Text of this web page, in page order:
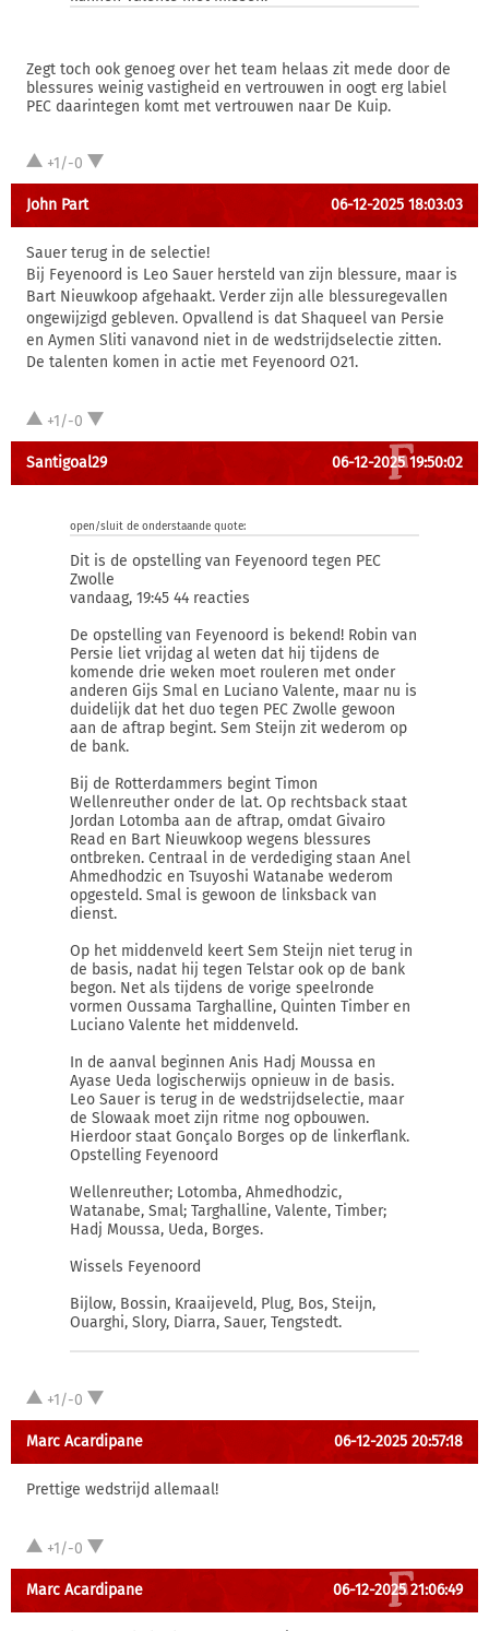
Zegt toch ook genoeg over het team helaas zit mede door de
blessures weinig vastigheid en vertrouwen in oogt erg labiel
PEC daarintegen komt met vertrouwen naar De Kuip.
+1/-0
John Part 06-12-2025 18:03:03
Sauer terug in de selectie!
Bij Feyenoord is Leo Sauer hersteld van zijn blessure, maar is
Bart Nieuwkoop afgehaakt. Verder zijn alle blessuregevallen
ongewijzigd gebleven. Opvallend is dat Shaqueel van Persie
en Aymen Sliti vanavond niet in de wedstrijdselectie zitten.
De talenten komen in actie met Feyenoord O21.
+1/-0
Santigoal29 06-12-2025 19:50:02
open/sluit de onderstaande quote:
Dit is de opstelling van Feyenoord tegen PEC
Zwolle
vandaag, 19:45 44 reacties
De opstelling van Feyenoord is bekend! Robin van
Persie liet vrijdag al weten dat hij tijdens de
komende drie weken moet rouleren met onder
anderen Gijs Smal en Luciano Valente, maar nu is
duidelijk dat het duo tegen PEC Zwolle gewoon
aan de aftrap begint. Sem Steijn zit wederom op
de bank.
Bij de Rotterdammers begint Timon
Wellenreuther onder de lat. Op rechtsback staat
Jordan Lotomba aan de aftrap, omdat Givairo
Read en Bart Nieuwkoop wegens blessures
ontbreken. Centraal in de verdediging staan Anel
Ahmedhodzic en Tsuyoshi Watanabe wederom
opgesteld. Smal is gewoon de linksback van
dienst.
Op het middenveld keert Sem Steijn niet terug in
de basis, nadat hij tegen Telstar ook op de bank
begon. Net als tijdens de vorige speelronde
vormen Oussama Targhalline, Quinten Timber en
Luciano Valente het middenveld.
In de aanval beginnen Anis Hadj Moussa en
Ayase Ueda logischerwijs opnieuw in de basis.
Leo Sauer is terug in de wedstrijdselectie, maar
de Slowaak moet zijn ritme nog opbouwen.
Hierdoor staat Gonçalo Borges op de linkerflank.
Opstelling Feyenoord
Wellenreuther; Lotomba, Ahmedhodzic,
Watanabe, Smal; Targhalline, Valente, Timber;
Hadj Moussa, Ueda, Borges.
Wissels Feyenoord
Bijlow, Bossin, Kraaijeveld, Plug, Bos, Steijn,
Ouarghi, Slory, Diarra, Sauer, Tengstedt.
+1/-0
Marc Acardipane 06-12-2025 20:57:18
Prettige wedstrijd allemaal!
+1/-0
Marc Acardipane 06-12-2025 21:06:49